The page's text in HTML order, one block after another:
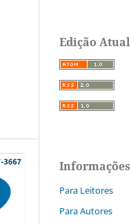
Edição Atual
Informações
Para Leitores
Para Autores